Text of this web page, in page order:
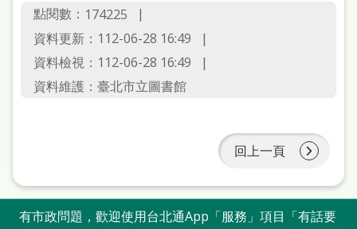
點閱數： 174225
資料更新：112-06-28 16:49
資料檢視：112-06-28 16:49
資料維護：臺北市立圖書館
回上一頁
有市政問題，歡迎使用台北通App「服務」項目「有話要